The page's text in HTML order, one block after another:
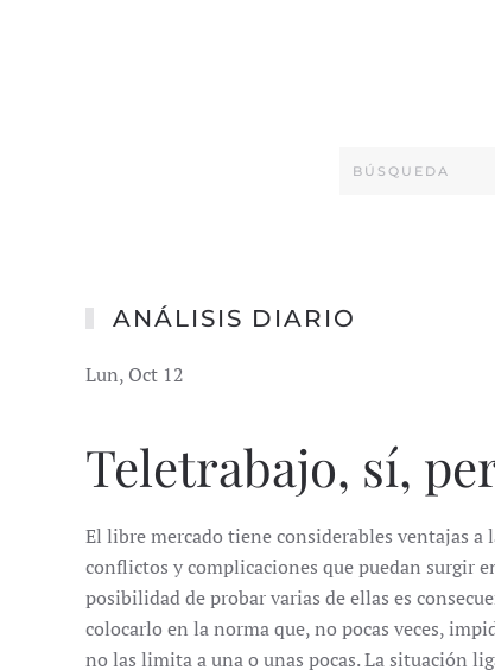
ANÁLISIS DIARIO
Lun, Oct 12
Teletrabajo, sí,
El libre mercado tiene considerables ventajas
conflictos y complicaciones que puedan surgir
posibilidad de probar varias de ellas es
colocarlo en la norma que, no pocas veces,
no las limita a una o unas pocas. La situación